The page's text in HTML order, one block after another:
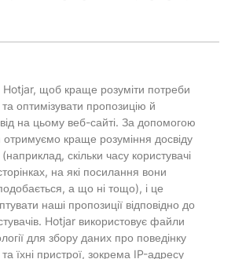
щоб краще розуміти потреби
оптимізувати пропозицію й
на цьому веб-сайті. За допомогою
отримуємо краще розуміння досвіду
скільки часу користувачі
на які посилання вони
а що ні тощо), і це
наші пропозиції відповідно до
Hotjar використовує файли
для збору даних про поведінку
їхні пристрої, зокрема IP-адресу